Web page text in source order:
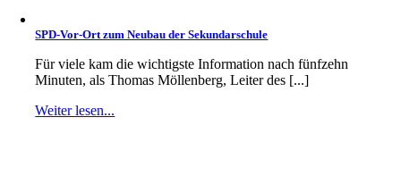
SPD-Vor-Ort zum Neubau der Sekundarschule
Für viele kam die wichtigste Information nach fünfzehn
Minuten, als Thomas Möllenberg, Leiter des [...]
Weiter lesen...